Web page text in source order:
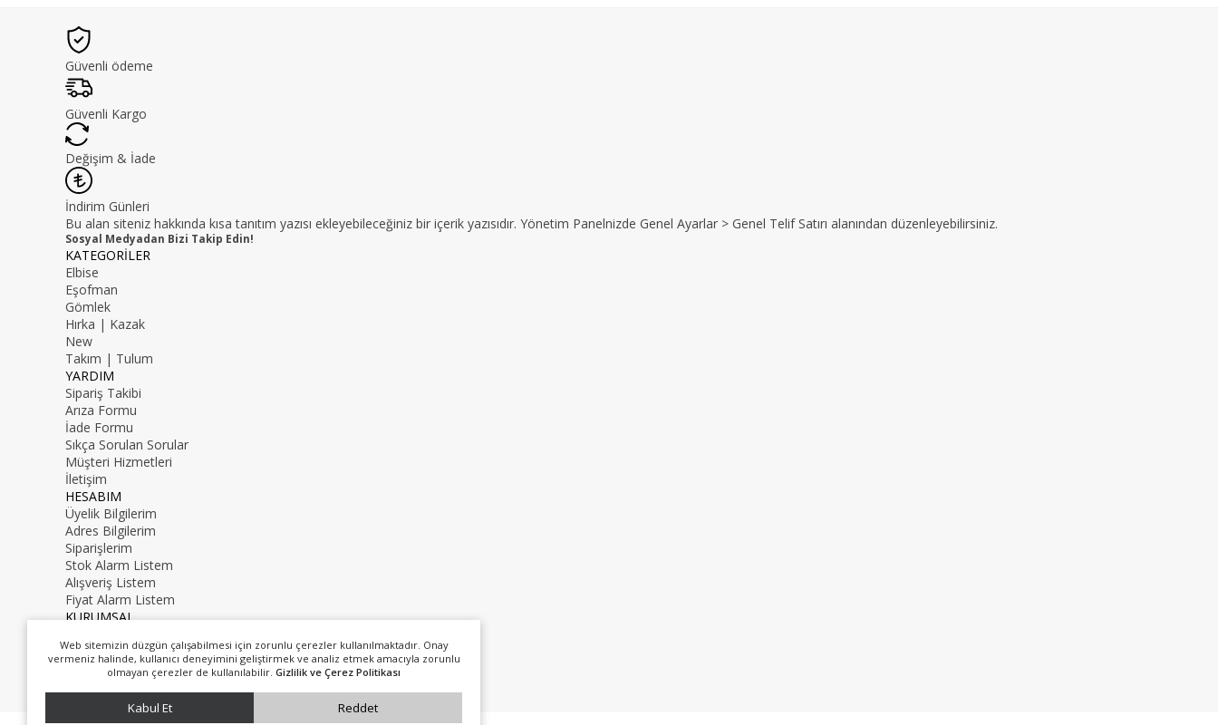
Web sitemizin düzgün çalışabilmesi için zorunlu çerezler kullanılmaktadır. Onay
vermeniz halinde, kullanıcı deneyimini geliştirmek ve analiz etmek amacıyla zorunlu
olmayan çerezler de kullanılabilir. Gizlilik ve Çerez Politikası
Kabul Et Reddet
Güvenli ödeme
Güvenli Kargo
Değişim & İade
İndirim Günleri
Bu alan siteniz hakkında kısa tanıtım yazısı ekleyebileceğiniz bir içerik yazısıdır. Yönetim Panelnizde Genel Ayarlar > Genel Telif Satırı alanından düzenleyebilirsiniz.
Sosyal Medyadan Bizi Takip Edin!
KATEGORİLER
Elbise
Eşofman
Gömlek
Hırka | Kazak
New
Takım | Tulum
YARDIM
Sipariş Takibi
Arıza Formu
İade Formu
Sıkça Sorulan Sorular
Müşteri Hizmetleri
İletişim
HESABIM
Üyelik Bilgilerim
Adres Bilgilerim
Siparişlerim
Stok Alarm Listem
Alışveriş Listem
Fiyat Alarm Listem
KURUMSAL
Hakkımızda
0216 000 00 00